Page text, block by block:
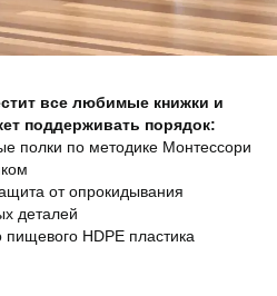
все любимые книжки и
поддерживать порядок:
полки по методике Монтессори
от опрокидывания
деталей
пищевого HDPE пластика